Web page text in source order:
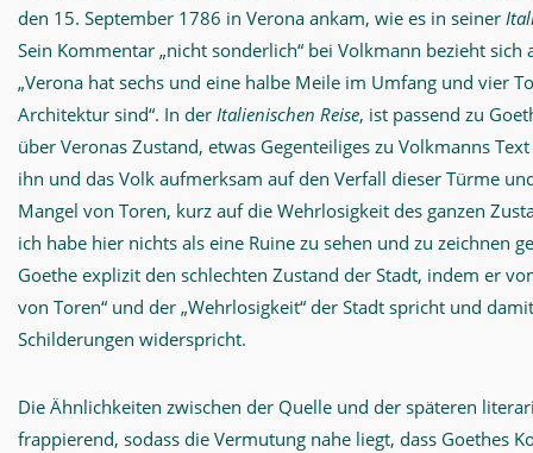
den 15. September 1786 in Verona ankam, wie es in seiner
Sein Kommentar „nicht sonderlich“ bei Volkmann bezieht sich
„Verona hat sechs und eine halbe Meile im Umfang und vier
Architektur sind“. In der Italienischen Reise, ist passend zu
über Veronas Zustand, etwas Gegenteiliges zu Volkmanns
ihn und das Volk aufmerksam auf den Verfall dieser Türme
Mangel von Toren, kurz auf die Wehrlosigkeit des ganzen
ich habe hier nichts als eine Ruine zu sehen und zu zeichnen
Goethe explizit den schlechten Zustand der Stadt, indem er
von Toren“ und der „Wehrlosigkeit“ der Stadt spricht und
Schilderungen widerspricht.
Die Ähnlichkeiten zwischen der Quelle und der späteren
frappierend, sodass die Vermutung nahe liegt, dass Goethes